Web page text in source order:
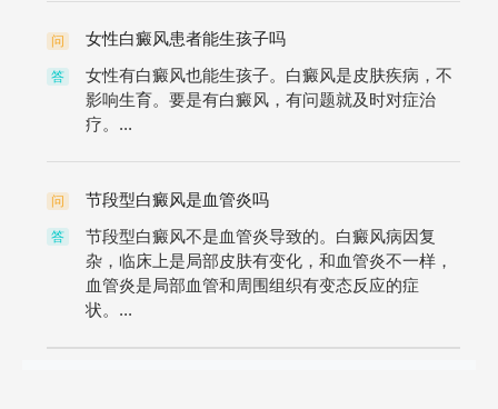
问 女性白癜风患者能生孩子吗
答
女性有白癜风也能生孩子。白癜风是皮肤疾病，不
影响生育。要是有白癜风，有问题就及时对症治
疗。...
问 节段型白癜风是血管炎吗
答
节段型白癜风不是血管炎导致的。白癜风病因复
杂，临床上是局部皮肤有变化，和血管炎不一样，
血管炎是局部血管和周围组织有变态反应的症
状。...